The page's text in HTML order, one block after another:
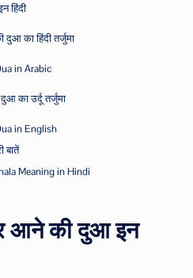
हिंदी
का हिंदी तर्जुमा
in Arabic
का उर्दू तर्जुमा
in English
बातें
Meaning in Hindi
आने की दुआ इन